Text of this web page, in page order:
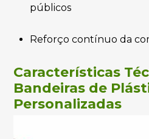
públicos
Reforço contínuo da
Características
Bandeiras de
Personalizadas